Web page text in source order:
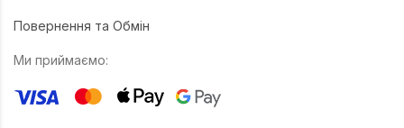
Повернення та Обмін
Ми приймаємо: